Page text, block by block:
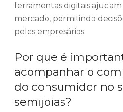
ferramentas digitais ajudam
mercado, permitindo
pelos empresários.
Por que é
acompanhar o
do consumidor no
semijoias?